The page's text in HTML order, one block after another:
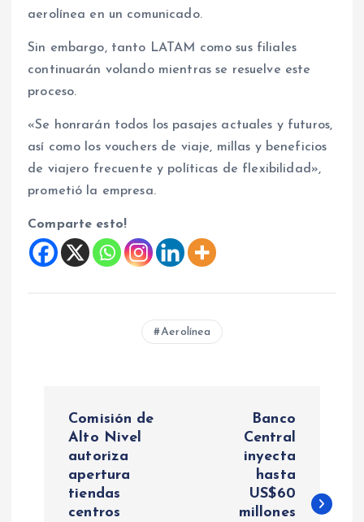
aerolínea en un comunicado.
Sin embargo, tanto LATAM como sus filiales
continuarán volando mientras se resuelve este
proceso.
«Se honrarán todos los pasajes actuales y futuros,
así como los vouchers de viaje, millas y beneficios
de viajero frecuente y políticas de flexibilidad»,
prometió la empresa.
Comparte esto!
Aerolínea
Comisión de
Alto Nivel
autoriza
apertura
tiendas
centros
Banco
Central
inyecta
hasta
US$60
millones